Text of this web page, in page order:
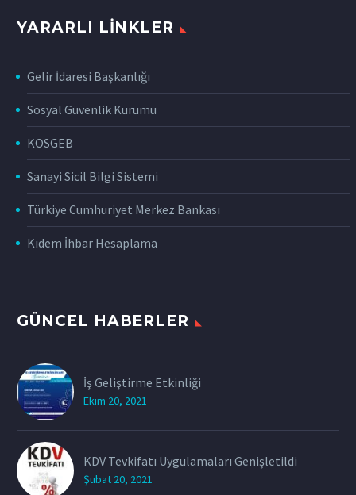
YARARLI LINKLER
Gelir İdaresi Başkanlığı
Sosyal Güvenlik Kurumu
KOSGEB
Sanayi Sicil Bilgi Sistemi
Türkiye Cumhuriyet Merkez Bankası
Kıdem İhbar Hesaplama
GÜNCEL HABERLER
İş Geliştirme Etkinliği
Ekim 20, 2021
KDV Tevkifatı Uygulamaları Genişletildi
Şubat 20, 2021